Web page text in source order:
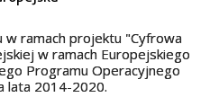
w ramach projektu "Cyfrowa
w ramach Europejskiego
Programu Operacyjnego
lata 2014-2020.